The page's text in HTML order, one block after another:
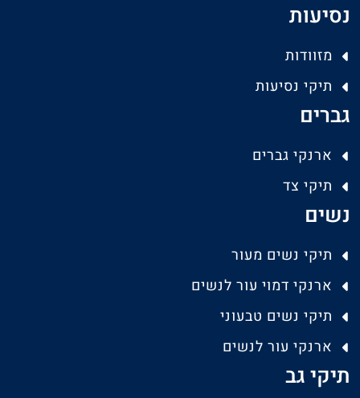
נסיעות
מזוודות
תיקי נסיעות
גברים
ארנקי גברים
תיקי צד
נשים
תיקי נשים מעור
ארנקי דמוי עור לנשים
תיקי נשים טבעוני
ארנקי עור לנשים
תיקי גב